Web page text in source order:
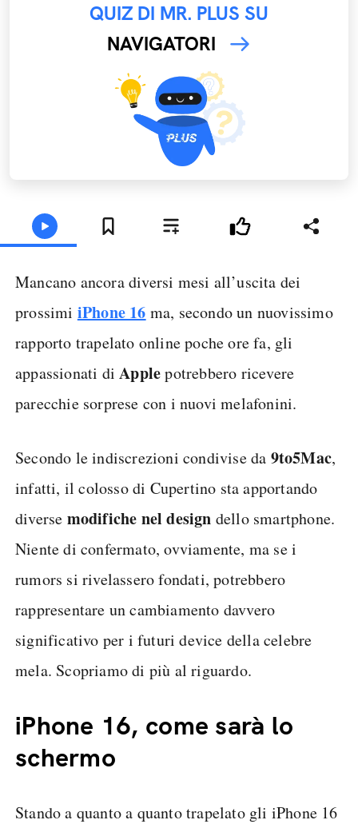
QUIZ DI MR. PLUS SU
NAVIGATORI
Mancano ancora diversi mesi all’uscita dei
prossimi iPhone 16 ma, secondo un nuovissimo
rapporto trapelato online poche ore fa, gli
appassionati diApplepotrebbero ricevere
parecchie sorprese con i nuovi melafonini.
Secondo le indiscrezioni condivise da 9to5Mac,
infatti, il colosso di Cupertino sta apportando
diverse modifiche nel design dello smartphone.
Niente di confermato, ovviamente, ma se i
rumors si rivelassero fondati, potrebbero
rappresentare un cambiamento davvero
significativo per i futuri device della celebre
mela. Scopriamo di più al riguardo.
iPhone 16, come sarà lo
schermo
Stando a quanto a quanto trapelato gli iPhone 16